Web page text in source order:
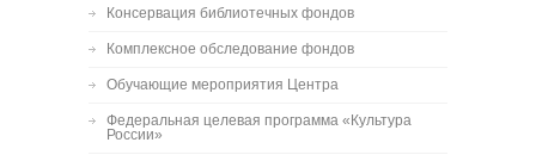
Консервация библиотечных фондов
Комплексное обследование фондов
Обучающие мероприятия Центра
Федеральная целевая программа «Культура
России»